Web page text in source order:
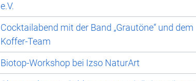
e.V.
Cocktailabend mit der Band „Grautöne“ und dem
Koffer-Team
Biotop-Workshop bei Izso NaturArt